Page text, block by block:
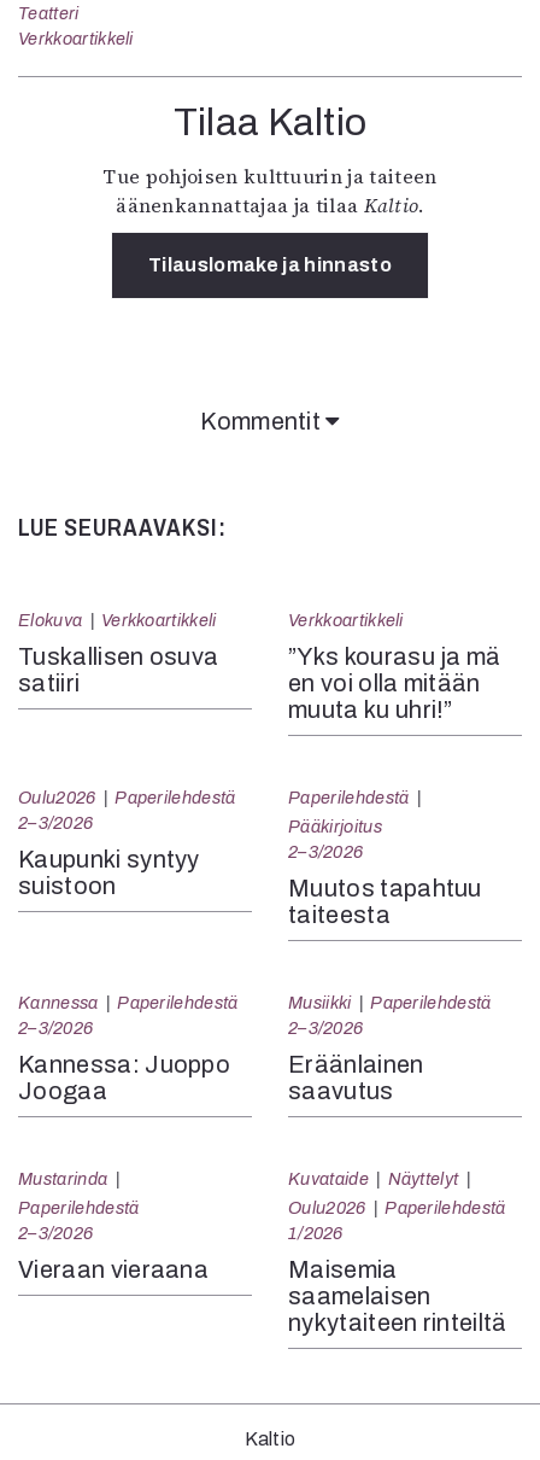
Teatteri
Verkkoartikkeli
Tilaa Kaltio
Tue pohjoisen kulttuurin ja taiteen
äänenkannattajaa ja tilaa Kaltio.
Tilauslomake ja hinnasto
Kommentit
LUE SEURAAVAKSI:
Elokuva Verkkoartikkeli
Tuskallisen osuva
satiiri
Verkkoartikkeli
”Yks kourasu ja mä
en voi olla mitään
muuta ku uhri!”
Oulu2026
Paperilehdestä
2–3/2026
Kaupunki syntyy
suistoon
Paperilehdestä
Pääkirjoitus
2–3/2026
Muutos tapahtuu
taiteesta
Kannessa
Paperilehdestä
2–3/2026
Kannessa: Juoppo
Joogaa
Musiikki
Paperilehdestä
2–3/2026
Eräänlainen
saavutus
Mustarinda
Paperilehdestä
2–3/2026
Vieraan vieraana
Kuvataide
Näyttelyt
Oulu2026
Paperilehdestä
1/2026
Maisemia
saamelaisen
nykytaiteen rinteiltä
Kaltio